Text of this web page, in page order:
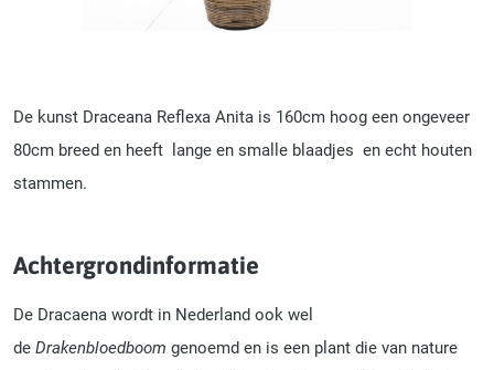
De kunst Draceana Reflexa Anita is 160cm hoog een ongeveer
80cm breed en heeft lange en smalle blaadjes en echt houten
stammen.
Achtergrondinformatie
De Dracaena wordt in Nederland ook wel
de Drakenbloedboom genoemd en is een plant die van nature